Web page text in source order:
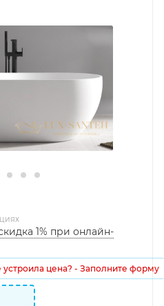
1% при онлайн-
устроила цена? - Заполните форму